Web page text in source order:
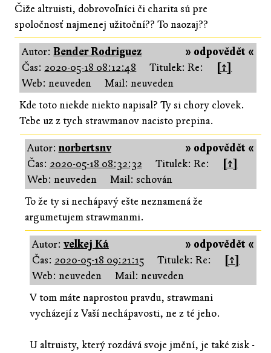
Čiže altruisti, dobrovoľníci či charita sú pre
spoločnosť najmenej užitoční?? To naozaj??
» odpovědět «
Autor:Bender Rodriguez
Čas: 2020-05-18 08:12:48 Titulek: Re:
[↑]
Web: neuveden
Mail: neuveden
Kde toto niekde niekto napisal? Ty si chory clovek.
Tebe uz z tych strawmanov nacisto prepina.
» odpovědět «
Autor:norbertsnv
Čas: 2020-05-18 08:32:32 Titulek: Re:
[↑]
Web: neuveden
Mail: schován
To že ty si nechápavý ešte neznamená že
argumetujem strawmanmi.
» odpovědět «
Autor: velkej Ká
Čas: 2020-05-18 09:21:15 Titulek: Re:
[↑]
Web: neuveden
Mail: neuveden
V tom máte naprostou pravdu, strawmani
vycházejí z Vaší nechápavosti, ne z té jeho.
U altruisty, který rozdává svoje jmění, je také zisk -